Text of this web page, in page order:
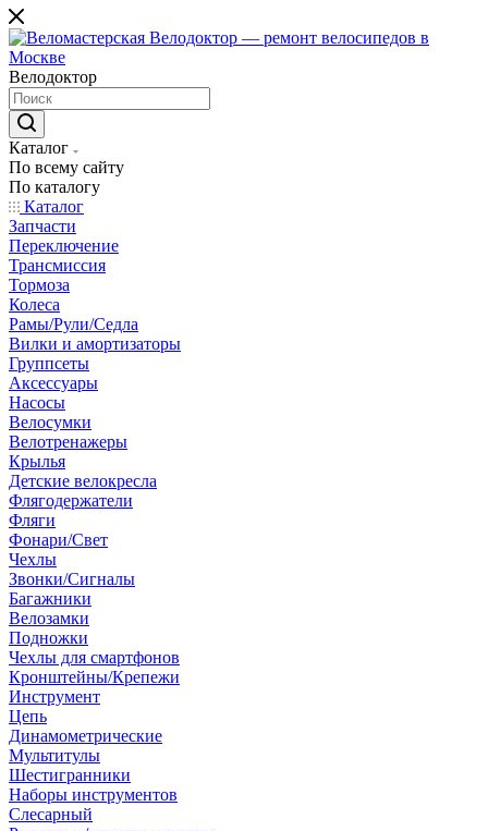
Велодоктор
Каталог
По всему сайту
По каталогу
Каталог
Запчасти
Переключение
Трансмиссия
Тормоза
Колеса
Рамы/Рули/Седла
Вилки и амортизаторы
Группсеты
Аксессуары
Насосы
Велосумки
Велотренажеры
Крылья
Детские велокресла
Флягодержатели
Фляги
Фонари/Свет
Чехлы
Звонки/Сигналы
Багажники
Велозамки
Подножки
Чехлы для смартфонов
Кронштейны/Крепежи
Инструмент
Цепь
Динамометрические
Мультитулы
Шестигранники
Наборы инструментов
Слесарный